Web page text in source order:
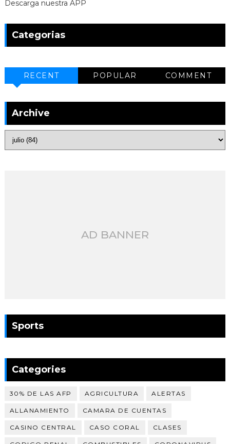
Descarga nuestra APP
Categorias
RECENT POPULAR COMMENT
Archive
AD BANNER
Sports
Categories
30% DE LAS AFP AGRICULTURA ALERTAS
ALLANAMIENTO CAMARA DE CUENTAS
CASINO CENTRAL CASO CORAL CLASES